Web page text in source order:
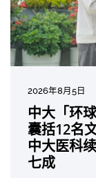
2026年8月5日
中大「环
囊括12名
中大医科
七成
2026年7月27日
中大成立
动健康
2026年7月10日
中大研发
肿 假阳性
候诊症时间
2026年7月10日
中大黄秀
「光华工
域唯一香
2026年7月7日
中大新设
许公开试
世界 装备
2026年6月29日
中大全新
传统检测
工受孕流
2026年6月22日
中大发现
可恢复七
法
2026年6月17日
中大成功
一种免疫
细胞耐药性
2026年6月10日
中大与多
究 逾半晚
因特定基
「慢性病
2026年6月5日
中大教授
奖」 成为
研最高荣誉
2026年6月2日
中大汇聚
保险如何
探索更多
2026年5月19日
中大张源
际泌尿科
奖
2026年5月14日
中大取得
破 初步证
复情况